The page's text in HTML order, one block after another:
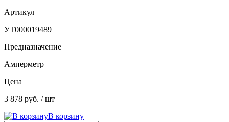
Артикул
УТ000019489
Предназначение
Амперметр
Цена
3 878 руб. / шт
В корзину